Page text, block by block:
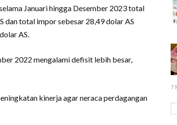
Januari hingga Desember 2023 total
dan total impor sebesar 28,49 dolar AS
AS.
2022 mengalami defisit lebih besar,
kinerja agar neraca perdagangan
7